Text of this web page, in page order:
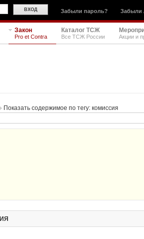
Забыли пароль? Забыли
Закон
Pro et Contra
Каталог ТСЖ
Все ТСЖ России Акции и
Показать содержимое по тегу: комиссия